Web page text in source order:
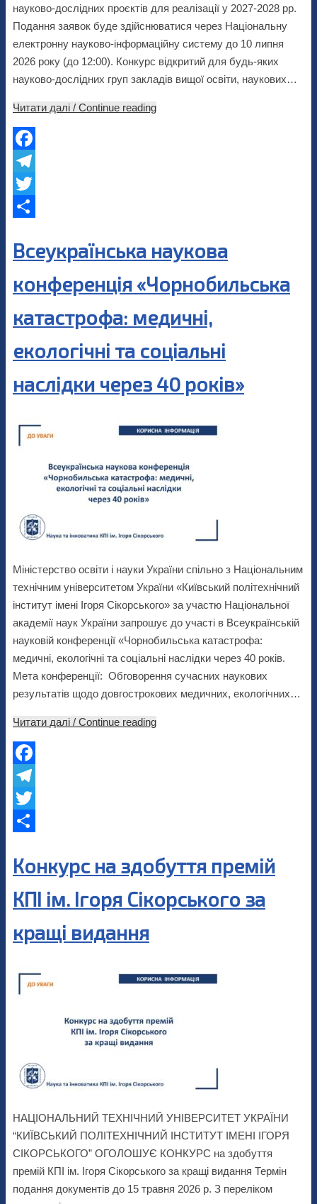
науково-дослідних проєктів для реалізації у 2027-2028 рр.
Подання заявок буде здійснюватися через Національну
електронну науково-інформаційну систему до 10 липня
2026 року (до 12:00). Конкурс відкритий для будь-яких
науково-дослідних груп закладів вищої освіти, наукових…
Читати далі / Continue reading
Facebook
Telegram
Twitter
Всеукраїнська наукова
конференція «Чорнобильська
катастрофа: медичні,
екологічні та соціальні
наслідки через 40 років»
Міністерство освіти і науки України спільно з Національним
технічним університетом України «Київський політехнічний
інститут імені Ігоря Сікорського» за участю Національної
академії наук України запрошує до участі в Всеукраїнській
науковій конференції «Чорнобильська катастрофа:
медичні, екологічні та соціальні наслідки через 40 років.
Мета конференції: Обговорення сучасних наукових
результатів щодо довгострокових медичних, екологічних…
Читати далі / Continue reading
Facebook
Telegram
Twitter
Конкурс на здобуття премій
КПІ ім. Ігоря Сікорського за
кращі видання
НАЦІОНАЛЬНИЙ ТЕХНІЧНИЙ УНІВЕРСИТЕТ УКРАЇНИ
“КИЇВСЬКИЙ ПОЛІТЕХНІЧНИЙ ІНСТИТУТ ІМЕНІ ІГОРЯ
СІКОРСЬКОГО” ОГОЛОШУЄ КОНКУРС на здобуття
премій КПІ ім. Ігоря Сікорського за кращі видання Термін
подання документів до 15 травня 2026 р. З переліком